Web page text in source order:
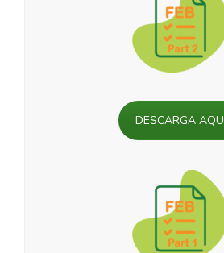
DESCARGA